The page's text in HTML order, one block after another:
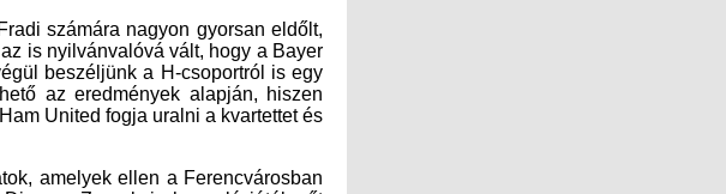
számára nagyon gyorsan eldőlt,
is nyilvánvalóvá vált, hogy a Bayer
beszéljünk a H-csoportról is egy
az eredmények alapján, hiszen
United fogja uralni a kvartettet és
amelyek ellen a Ferencvárosban
Zagreb is hasonló játékerőt
az Európa Liga csoportköre a
de elmondható az is, hogy